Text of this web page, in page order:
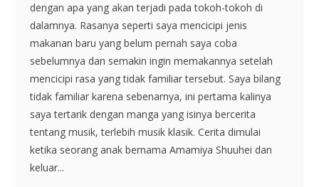
dengan apa yang akan terjadi pada tokoh-tokoh di
dalamnya. Rasanya seperti saya mencicipi jenis
makanan baru yang belum pernah saya coba
sebelumnya dan semakin ingin memakannya setelah
mencicipi rasa yang tidak familiar tersebut. Saya bilang
tidak familiar karena sebenarnya, ini pertama kalinya
saya tertarik dengan manga yang isinya bercerita
tentang musik, terlebih musik klasik. Cerita dimulai
ketika seorang anak bernama Amamiya Shuuhei dan
keluar...